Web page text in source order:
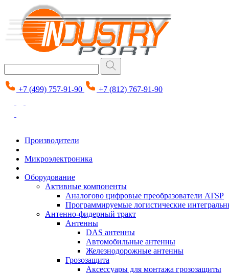
+7 (499) 757-91-90 +7 (812) 767-91-90
Производители
Микроэлектроника
Оборудование
Активные компоненты
Аналогово цифровые преобразователи ATSP
Программируемые логистические
Антенно-фидерный тракт
Антенны
DAS антенны
Автомобильные антенны
Железнодорожные антенны
Грозозащита
Аксессуары для монтажа грозозащиты